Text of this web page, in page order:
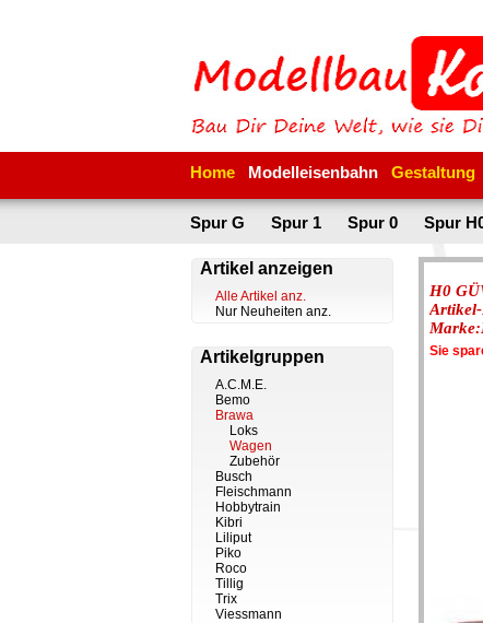
Home Modelleisenbahn Gestaltung
Spur G Spur 1 Spur 0 Spur
Artikel anzeigen
Alle Artikel anz.
Nur Neuheiten anz.
Artikelgruppen
A.C.M.E.
Bemo
Brawa
Loks
Wagen
Zubehör
Busch
Fleischmann
Hobbytrain
Kibri
Liliput
Piko
Roco
Tillig
Trix
Viessmann
H0
Sie